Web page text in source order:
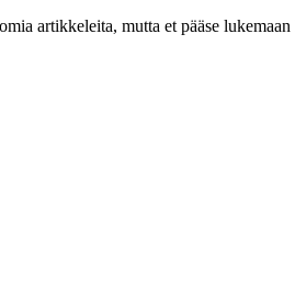
artikkeleita, mutta et pääse